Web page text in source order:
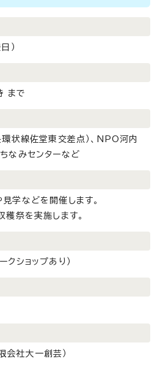
）
まで
環状線佐堂東交差点）、NPO河内
なみセンターなど
学などを開催します。
穫祭を実施します。
ショップあり）
社大一創芸）